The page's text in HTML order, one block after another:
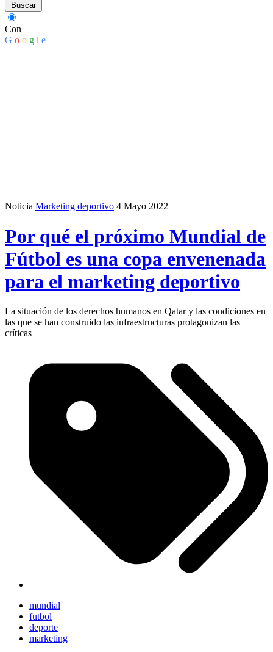
Buscar
Con
G o o g l e
Noticia Marketing deportivo 4 Mayo 2022
Por qué el próximo Mundial de
Fútbol es una copa envenenada
para el marketing deportivo
La situación de los derechos humanos en Qatar y las condiciones en
las que se han construido las infraestructuras protagonizan las
críticas
mundial
futbol
deporte
marketing